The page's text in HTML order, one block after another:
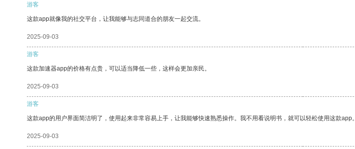
游客
这款app就像我的社交平台，让我能够与志同道合的朋友一起交流。
2025-09-03
游客
这款加速器app的价格有点贵，可以适当降低一些，这样会更加亲民。
2025-09-03
游客
这款app的用户界面简洁明了，使用起来非常容易上手，让我能够快速熟悉操作。我不用看说明书，就可以轻松使用这款app。
2025-09-03